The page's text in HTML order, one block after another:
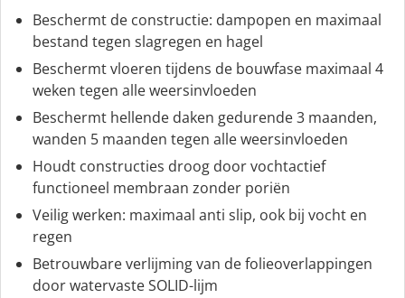
Beschermt de constructie: dampopen en maximaal
bestand tegen slagregen en hagel
Beschermt vloeren tijdens de bouwfase maximaal 4
weken tegen alle weersinvloeden
Beschermt hellende daken gedurende 3 maanden,
wanden 5 maanden tegen alle weersinvloeden
Houdt constructies droog door vochtactief
functioneel membraan zonder poriën
Veilig werken: maximaal anti slip, ook bij vocht en
regen
Betrouwbare verlijming van de folieoverlappingen
door watervaste SOLID-lijm